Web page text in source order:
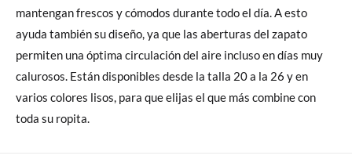
mantengan frescos y cómodos durante todo el día. A esto
ayuda también su diseño, ya que las aberturas del zapato
permiten una óptima circulación del aire incluso en días muy
calurosos. Están disponibles desde la talla 20 a la 26 y en
varios colores lisos, para que elijas el que más combine con
toda su ropita.